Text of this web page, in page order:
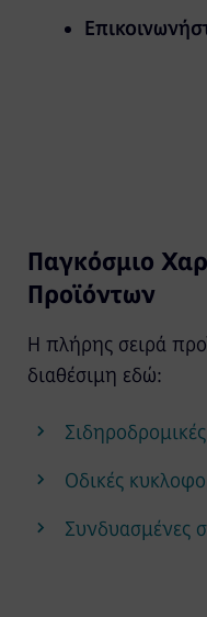
Παγκόσμιο
Προϊόντων
Η πλήρης σειρά
διαθέσιμη εδώ:
Οδικές
Συνδυασμένες